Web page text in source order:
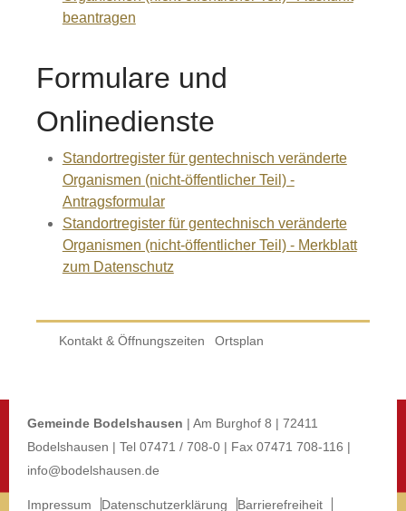
beantragen
Formulare und
Onlinedienste
Standortregister für gentechnisch veränderte
Organismen (nicht-öffentlicher Teil) -
Antragsformular
Standortregister für gentechnisch veränderte
Organismen (nicht-öffentlicher Teil) - Merkblatt
zum Datenschutz
Kontakt & Öffnungszeiten Ortsplan
Gemeinde Bodelshausen | Am Burghof 8 | 72411
Bodelshausen | Tel 07471 / 708-0 | Fax 07471 708-116 |
info@bodelshausen.de
Impressum Datenschutzerklärung Barrierefreiheit